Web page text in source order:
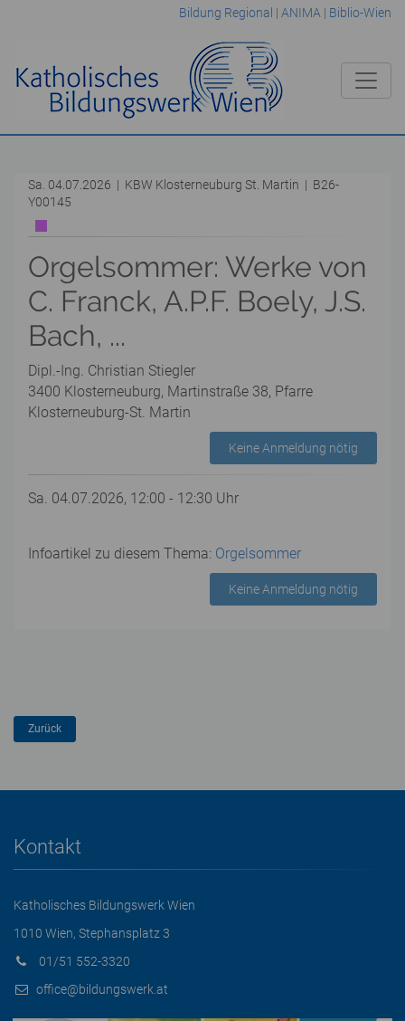
Bildung Regional | ANIMA | Biblio-Wien
Sa. 04.07.2026 | KBW Klosterneuburg St. Martin | B26-
Y00145
Orgelsommer: Werke von
C. Franck, A.P.F. Boely, J.S.
Bach, ...
Dipl.-Ing. Christian Stiegler
3400 Klosterneuburg, Martinstraße 38, Pfarre
Klosterneuburg-St. Martin
Keine Anmeldung nötig
Sa. 04.07.2026, 12:00 - 12:30 Uhr
Infoartikel zu diesem Thema: Orgelsommer
Keine Anmeldung nötig
Kontakt
Katholisches Bildungswerk Wien
1010 Wien, Stephansplatz 3
01/51 552-3320
office@bildungswerk.at